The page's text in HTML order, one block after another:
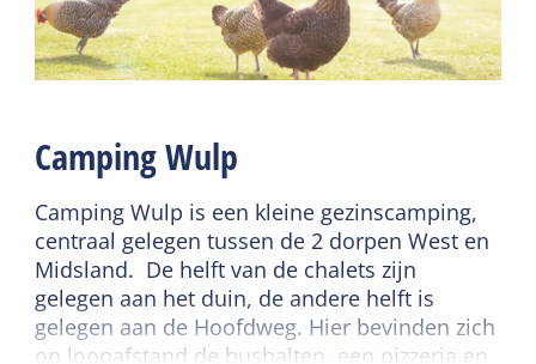
Rookvrij
Dekbedden
Badkamer begane grond
Toilet in badkamer
Fietsverhuur
Speelveld
Kindermeubilair
Kinderbed
Kinderstoel
Camping Wulp
Camping Wulp is een kleine gezinscamping,
centraal gelegen tussen de 2 dorpen West en
Midsland. De helft van de chalets zijn
gelegen aan het duin, de andere helft is
gelegen aan de Hoofdweg. Hier bevinden zich
op loopafstand de bushalten, een pizzeria en